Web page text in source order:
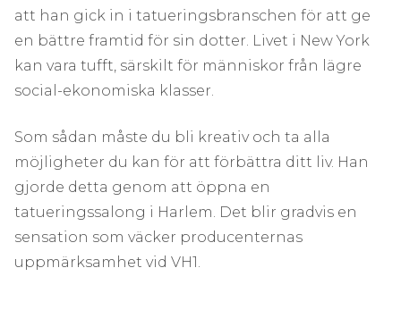
att han gick in i tatueringsbranschen för att ge
en bättre framtid för sin dotter. Livet i New York
kan vara tufft, särskilt för människor från lägre
social-ekonomiska klasser.
Som sådan måste du bli kreativ och ta alla
möjligheter du kan för att förbättra ditt liv. Han
gjorde detta genom att öppna en
tatueringssalong i Harlem. Det blir gradvis en
sensation som väcker producenternas
uppmärksamhet vid VH1.